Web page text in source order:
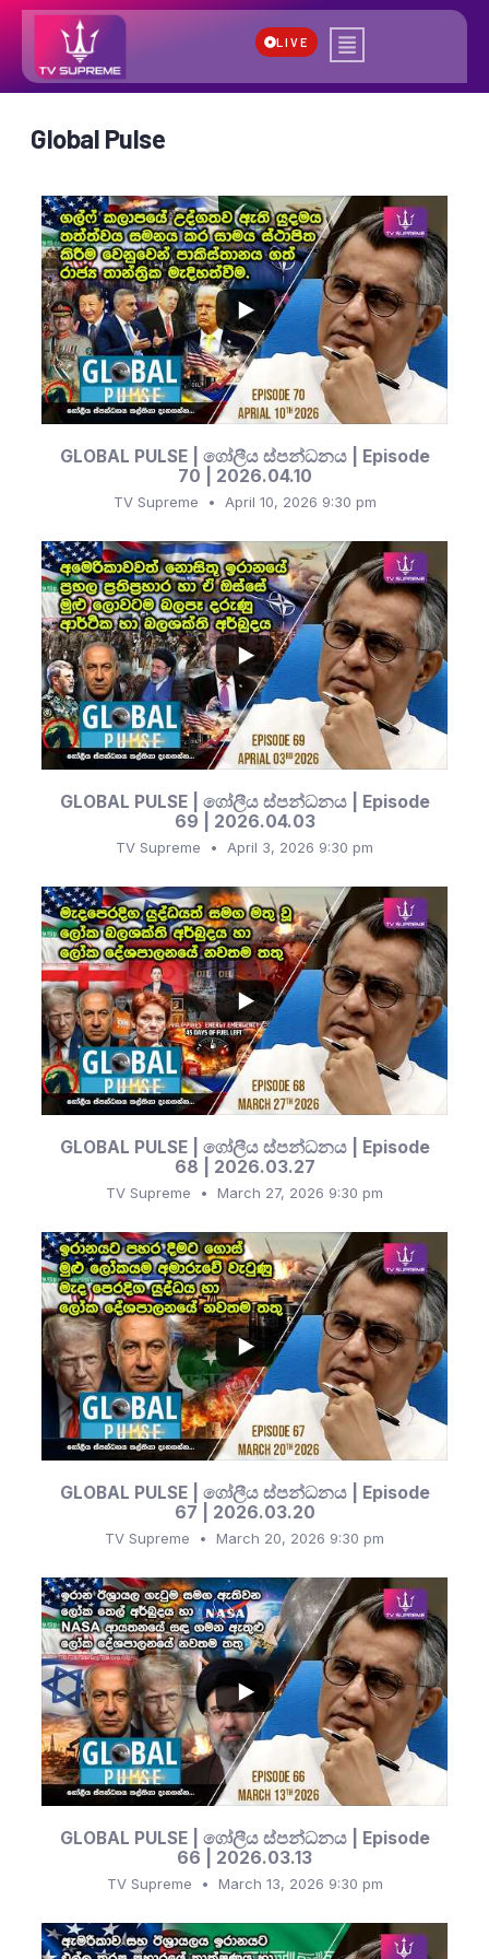
LIVE
Global Pulse
...
474
84
GLOBAL PULSE | ගෝලීය ස්පන්ධනය | Episode
70 | 2026.04.10
TV Supreme April 10, 2026 9:30 pm
...
509
88
GLOBAL PULSE | ගෝලීය ස්පන්ධනය | Episode
69 | 2026.04.03
TV Supreme April 3, 2026 9:30 pm
...
439
42
GLOBAL PULSE | ගෝලීය ස්පන්ධනය | Episode
68 | 2026.03.27
TV Supreme March 27, 2026 9:30 pm
...
677
128
GLOBAL PULSE | ගෝලීය ස්පන්ධනය | Episode
67 | 2026.03.20
TV Supreme March 20, 2026 9:30 pm
...
636
105
GLOBAL PULSE | ගෝලීය ස්පන්ධනය | Episode
66 | 2026.03.13
TV Supreme March 13, 2026 9:30 pm